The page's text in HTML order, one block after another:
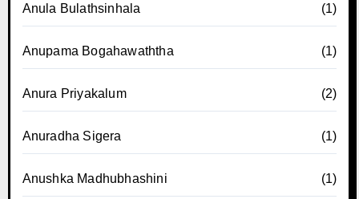
Anula Bulathsinhala (1)
Anupama Bogahawaththa (1)
Anura Priyakalum (2)
Anuradha Sigera (1)
Anushka Madhubhashini (1)